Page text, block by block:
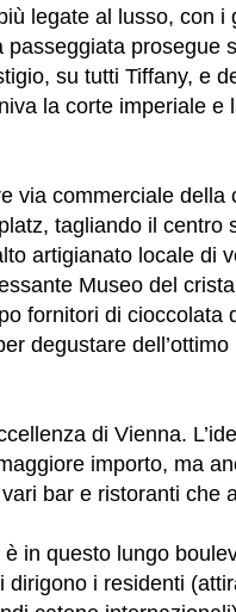
legate al lusso, con i
prosegue
su tutti Tiffany, e
la corte imperiale e
via commerciale della
tagliando il centro
artigianato locale di
Museo del
fornitori di cioccolata
degustare dell’ottimo
di Vienna.
importo, ma
bar e ristoranti che
in questo lungo
dirigono i residenti